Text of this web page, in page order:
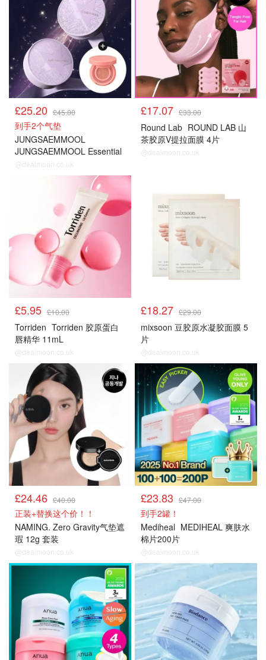
£25.20 £45.00
到手2个气垫
JUNGSAEMMOOL
JUNGSAEMMOOL Essential
Skin Nuder 气垫 替换芯
@dealmoon.co.uk
£17.07 £33.00
Round Lab ROUND LAB 山
茶胶原V提拉面膜 4片
@dealmoon.co.uk
£5.95 £10.00
Torriden Torriden 胶原蛋白
唇精华 11mL
@dealmoon.co.uk
£18.27 £29.00
mixsoon 豆胶原水凝胶面膜 5
片
@dealmoon.co.uk
£24.46 £40.00
正装+替换这个价！！
NAMING. Zero Gravity气垫遮
瑕 12g 套装
@dealmoon.co.uk
£23.83 £47.00
到手2罐！
Mediheal MEDIHEAL 爽肤水
棉片200片
@dealmoon.co.uk